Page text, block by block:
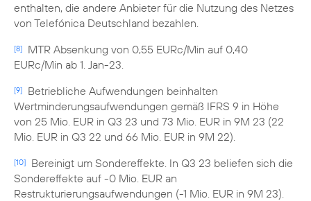
enthalten, die andere Anbieter für die Nutzung des Netzes
von Telefónica Deutschland bezahlen.
[8]
MTR Absenkung von 0,55 EURc/Min auf 0,40
EURc/Min ab 1. Jan-23.
[9]
Betriebliche Aufwendungen beinhalten
Wertminderungsaufwendungen gemäß IFRS 9 in Höhe
von 25 Mio. EUR in Q3 23 und 73 Mio. EUR in 9M 23 (22
Mio. EUR in Q3 22 und 66 Mio. EUR in 9M 22).
[10]
Bereinigt um Sondereffekte. In Q3 23 beliefen sich die
Sondereffekte auf -0 Mio. EUR an
Restrukturierungsaufwendungen (-1 Mio. EUR in 9M 23).